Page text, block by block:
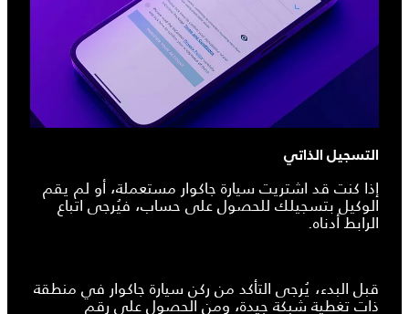
التسجيل الذاتي
إذا كنت قد اشتريت سيارة جاكوار مستعملة، أو لم يقم
الوكيل بتسجيلك للحصول على حساب، فيُرجى اتباع
الرابط أدناه.
قبل البدء، يُرجى التأكد من ركن سيارة جاكوار في منطقة
ذات تغطية شبكة جيدة، ومن الحصول على رقم